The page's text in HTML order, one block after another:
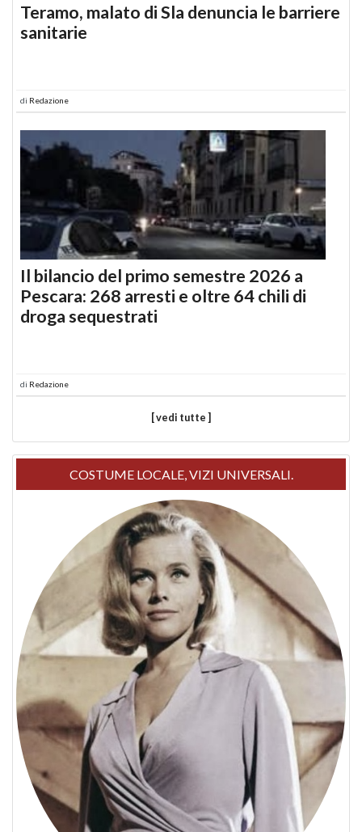
Teramo, malato di Sla denuncia le barriere
sanitarie
di Redazione
Il bilancio del primo semestre 2026 a
Pescara: 268 arresti e oltre 64 chili di
droga sequestrati
di Redazione
[ vedi tutte ]
COSTUME LOCALE, VIZI UNIVERSALI.